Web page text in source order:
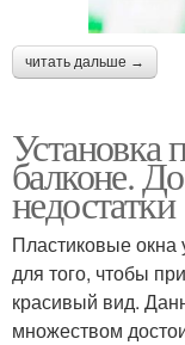
читать дальше →
Установка
балконе.
недостатки
Пластиковые окна
для того, чтобы
красивый вид.
множеством